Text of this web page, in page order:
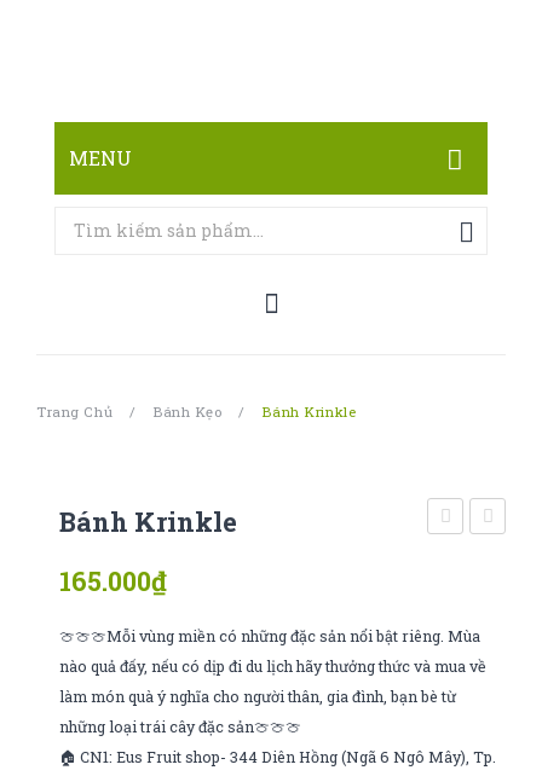
MENU
TRANG CHỦ
Trang Chủ / Bánh Kẹo / Bánh Krinkle
Bánh Krinkle
165.000₫
🍈🍈🍈Mỗi vùng miền có những đặc sản nổi bật riêng. Mùa
nào quả đấy, nếu có dịp đi du lịch hãy thưởng thức và mua về
làm món quà ý nghĩa cho người thân, gia đình, bạn bè từ
những loại trái cây đặc sản🍈🍈🍈
🏠 CN1: Eus Fruit shop- 344 Diên Hồng (Ngã 6 Ngô Mây), Tp.